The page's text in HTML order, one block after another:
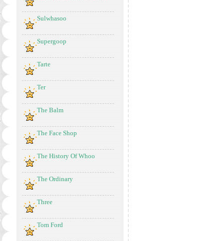
Sulwhasoo
Supergoop
Tarte
Ter
The Balm
The Face Shop
The History Of Whoo
The Ordinary
Three
Tom Ford